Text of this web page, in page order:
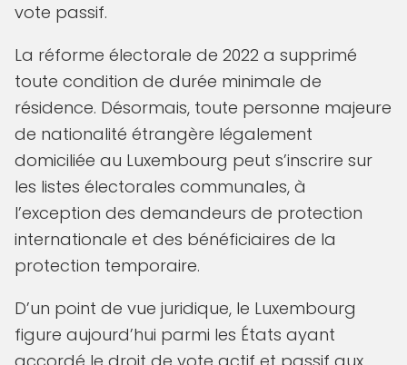
vote passif.
La réforme électorale de 2022 a supprimé
toute condition de durée minimale de
résidence. Désormais, toute personne majeure
de nationalité étrangère légalement
domiciliée au Luxembourg peut s’inscrire sur
les listes électorales communales, à
l’exception des demandeurs de protection
internationale et des bénéficiaires de la
protection temporaire.
D’un point de vue juridique, le Luxembourg
figure aujourd’hui parmi les États ayant